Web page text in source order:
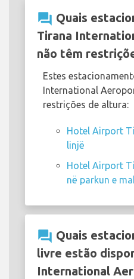
question_answer Quais
Tirana
não têm
Estes
International
restrições de altura:
Hotel Airport
linjë
Hotel Airport
në parkun e
question_answer Quais
livre estão
International